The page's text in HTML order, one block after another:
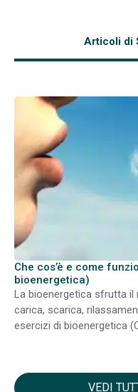
Articoli di
Che cos’è e come
bioenergetica)
La bioenergetica sfrutta il
carica, scarica,
esercizi di bioenergetica
VEDI